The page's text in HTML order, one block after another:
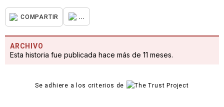
COMPARTIR ...
ARCHIVO
Esta historia fue publicada hace más de 11 meses.
Se adhiere a los criterios de